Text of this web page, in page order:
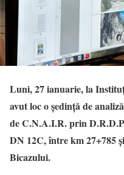
Luni, 27 ianuarie, la
avut loc o ședință de
de C.N.A.I.R. prin
DN 12C, între km 27+785
Bicazului.